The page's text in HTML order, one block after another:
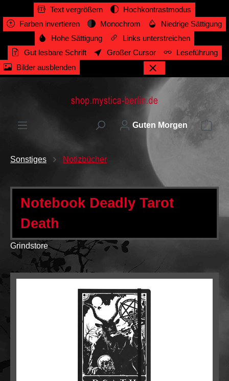
springen Text vergrößern
Hochkontrastmodus
Farben invertieren
Monochrom
Niedrige Sättigung
Hohe Sättigung
Links unterstreichen
Gut lesbare Schrift
Großer Cursor
Leseführung
Bilder ausblenden
Guten Morgen
Sonstiges Notizbücher
Notebook Deadly Tarot
Death
Grindstore
Bildergalerie überspringen